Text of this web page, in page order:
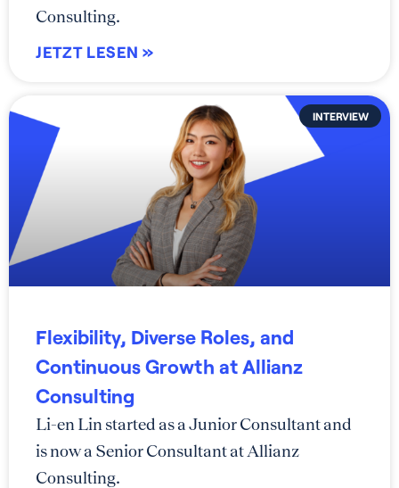
Consulting.
JETZT LESEN »
INTERVIEW
Flexibility, Diverse Roles, and
Continuous Growth at Allianz
Consulting
Li-en Lin started as a Junior Consultant and
is now a Senior Consultant at Allianz
Consulting.